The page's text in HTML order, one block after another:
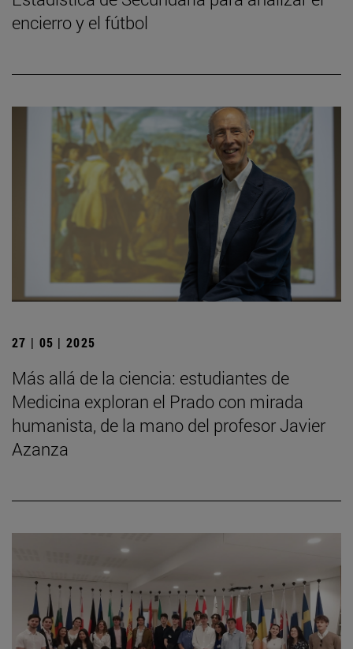
encierro y el fútbol
27 | 05 | 2025
Más allá de la ciencia: estudiantes de
Medicina exploran el Prado con mirada
humanista, de la mano del profesor Javier
Azanza